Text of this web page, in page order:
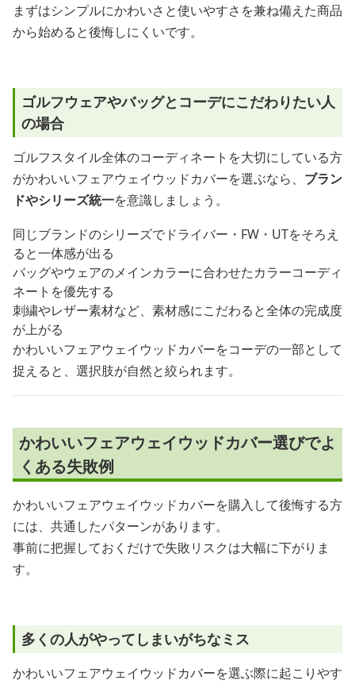
まずはシンプルにかわいさと使いやすさを兼ね備えた商品
から始めると後悔しにくいです。
ゴルフウェアやバッグとコーデにこだわりたい人
の場合
ゴルフスタイル全体のコーディネートを大切にしている方
がかわいいフェアウェイウッドカバーを選ぶなら、 ブラン
ドやシリーズ統一を意識しましょう。
同じブランドのシリーズでドライバー・FW・UTをそろえ
ると一体感が出る
バッグやウェアのメインカラーに合わせたカラーコーディ
ネートを優先する
刺繍やレザー素材など、素材感にこだわると全体の完成度
が上がる
かわいいフェアウェイウッドカバーをコーデの一部として
捉えると、選択肢が自然と絞られます。
かわいいフェアウェイウッドカバー選びでよ
くある失敗例
かわいいフェアウェイウッドカバーを購入して後悔する方
には、共通したパターンがあります。
事前に把握しておくだけで失敗リスクは大幅に下がりま
す。
多くの人がやってしまいがちなミス
かわいいフェアウェイウッドカバーを選ぶ際に起こりやす